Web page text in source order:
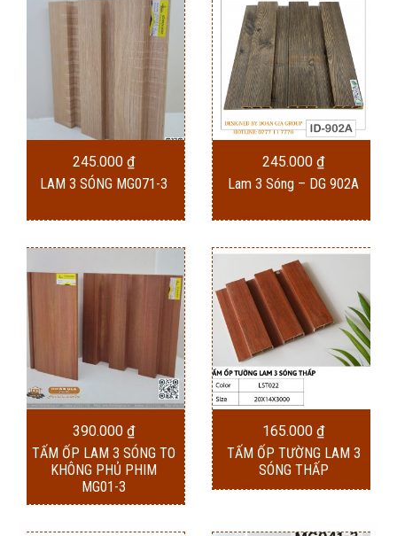
245.000 ₫
LAM 3 SÓNG MG071-3
245.000 ₫
Lam 3 Sóng – DG 902A
390.000 ₫
TẤM ỐP LAM 3 SÓNG TO
KHÔNG PHỦ PHIM
MG01-3
165.000 ₫
TẤM ỐP TƯỜNG LAM 3
SÓNG THẤP